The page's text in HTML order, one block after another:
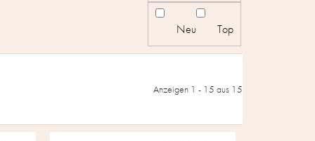
Anzeigen 1 - 15 aus 15
Neu Top